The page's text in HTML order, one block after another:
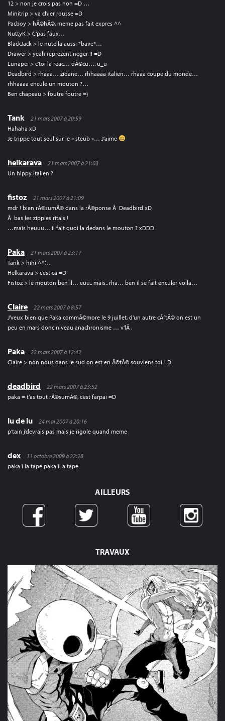
TRAVAUX
12 > non je crois pas non =D …
Minitrip > va chier rousse =D
Pacboy > hÃ©hÃ©, meme pas fait expres ^^
NuttyK > C’pas faux…
BlackJack > le nutella aussi *bave*…
Drawer > yeah reprezent neger !! =D
Lunapei > c’toi la reac… dÃ©cu…. u_u
Deadbird > rhaaa… zidane… rhhaaaa italien… rhaaa coupe du monde…
rhhaaaa encule un mouton ?…
Ben chapeau > foutre foutre =)
Tank
21 mars 2007 à 20:59
Hahaha xD
Je trippe tout seul sur le « steub »… J’aime
helkarava
21 mars 2007 à 21:03
Un hippy italien ?
fistoz
21 mars 2007 à 21:09
mdr ! bien rÃ©sumÃ© dans la rÃ©ponse Ã Deadbird xD
Ã bas les zippies ritals !
…mais heuuu… il fait quoi la dedans le mouton ? xDDD
Paka
21 mars 2007 à 23:17
Tank > hihi ^^’…
Helkarava > c’est ca =D
Fistoz > le mouton ben il… euu.. mais.. rha… ben il se fait enculer voila…
Claire
22 mars 2007 à 8:57
J’veux bien que Paka commÃ©more le 9 juillet, d’un autre cÃ´tÃ© on est un
peu en mars donc niveau anachronisme … v’lÃ .
Paka
22 mars 2007 à 12:42
Claire > non nous dans le sud on est en Ã©tÃ© souviens toi =D
deadbird
22 mars 2007 à 23:52
paka = t’as tout rÃ©sumÃ©, c’est farpai =D
lu de lu
24 mai 2007 à 20:16
p’tain j’devrais pas mais je rigole quand meme
dex
11 octobre 2009 à 22:28
paka i la tape paka il a tape
AILLEURS